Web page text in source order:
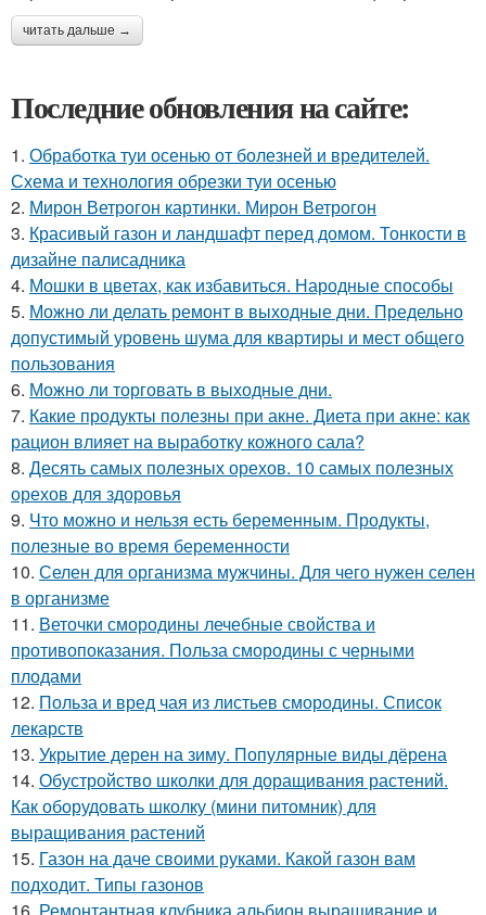
читать дальше →
Последние обновления на сайте:
1. Обработка туи осенью от болезней и вредителей.
Схема и технология обрезки туи осенью
2. Мирон Ветрогон картинки. Мирон Ветрогон
3. Красивый газон и ландшафт перед домом. Тонкости в
дизайне палисадника
4. Мошки в цветах, как избавиться. Народные способы
5. Можно ли делать ремонт в выходные дни. Предельно
допустимый уровень шума для квартиры и мест общего
пользования
6. Можно ли торговать в выходные дни.
7. Какие продукты полезны при акне. Диета при акне: как
рацион влияет на выработку кожного сала?
8. Десять самых полезных орехов. 10 самых полезных
орехов для здоровья
9. Что можно и нельзя есть беременным. Продукты,
полезные во время беременности
10. Селен для организма мужчины. Для чего нужен селен
в организме
11. Веточки смородины лечебные свойства и
противопоказания. Польза смородины с черными
плодами
12. Польза и вред чая из листьев смородины. Список
лекарств
13. Укрытие дерен на зиму. Популярные виды дёрена
14. Обустройство школки для доращивания растений.
Как оборудовать школку (мини питомник) для
выращивания растений
15. Газон на даче своими руками. Какой газон вам
подходит. Типы газонов